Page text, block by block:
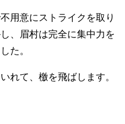
用意にストライクを取り
、眉村は完全に集中力を
た。
れて、檄を飛ばします。